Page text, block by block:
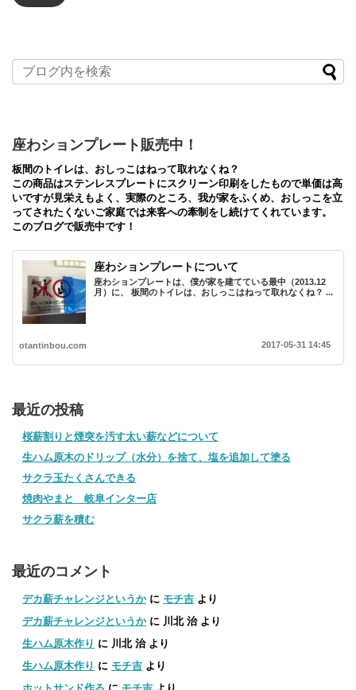
座わションプレート販売中！
板間のトイレは、おしっこはねって取れなくね？
この商品はステンレスプレートにスクリーン印刷をしたもので単価は高
いですが見栄えもよく、実際のところ、我が家をふくめ、おしっこを立
ってされたくないご家庭では来客への牽制をし続けてくれています。
このブログで販売中です！
座わションプレートについて
座わションプレートは、僕が家を建てている最中（2013.12
月）に、 板間のトイレは、おしっこはねって取れなくね？ ...
otantinbou.com 2017-05-31 14:45
最近の投稿
桜薪割りと煙突を汚す太い薪などについて
生ハム原木のドリップ（水分）を捨て、塩を追加して塗る
サクラ玉たくさんできる
焼肉やまと 岐阜インター店
サクラ薪を積む
最近のコメント
デカ薪チャレンジというかに モチ吉 より
デカ薪チャレンジというかに 川北 治より
生ハム原木作り に 川北 治より
生ハム原木作り に モチ吉 より